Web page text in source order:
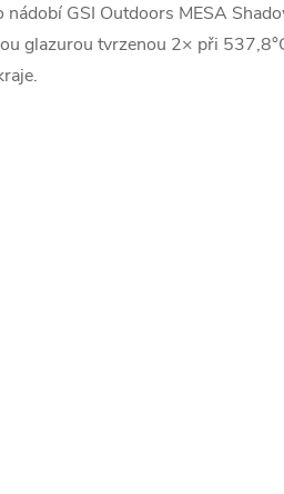
GSI Outdoors MESA
glazurou tvrzenou 2× při